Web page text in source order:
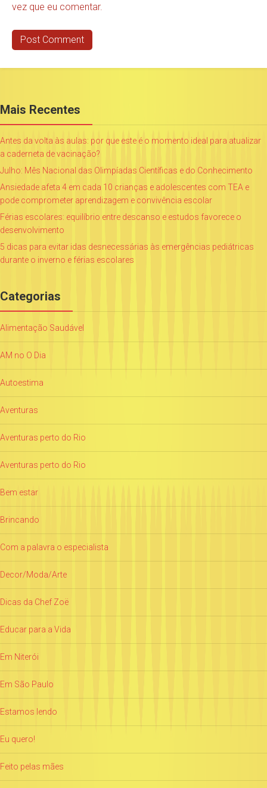
vez que eu comentar.
Mais Recentes
Antes da volta às aulas: por que este é o momento ideal para atualizar
a caderneta de vacinação?
Julho: Mês Nacional das Olimpíadas Científicas e do Conhecimento
Ansiedade afeta 4 em cada 10 crianças e adolescentes com TEA e
pode comprometer aprendizagem e convivência escolar
Férias escolares: equilíbrio entre descanso e estudos favorece o
desenvolvimento
5 dicas para evitar idas desnecessárias às emergências pediátricas
durante o inverno e férias escolares
Categorias
Alimentação Saudável
AM no O Dia
Autoestima
Aventuras
Aventuras perto do Rio
Aventuras perto do Rio
Bem estar
Brincando
Com a palavra o especialista
Decor/Moda/Arte
Dicas da Chef Zoë
Educar para a Vida
Em Niterói
Em São Paulo
Estamos lendo
Eu quero!
Feito pelas mães